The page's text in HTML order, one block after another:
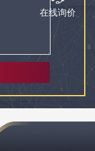
在线询价